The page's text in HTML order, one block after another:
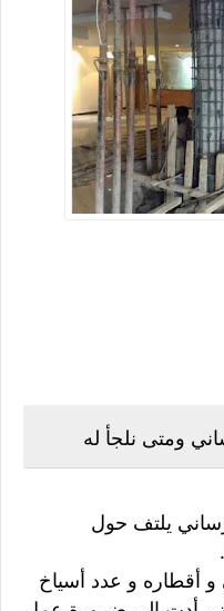
ومتى نلجأ له
يلتف حول
و أقطاره و عدد أسياخ